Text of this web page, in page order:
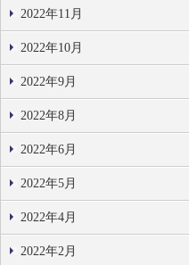
2022年11月
2022年10月
2022年9月
2022年8月
2022年6月
2022年5月
2022年4月
2022年2月